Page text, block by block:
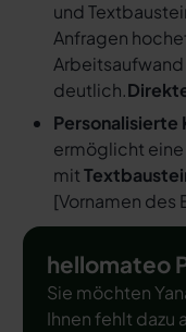
und
Anfragen
deutlich.
Personalisierte
ermöglicht
mit
[Vornamen des
hellomateo
Sie möchten
Ihnen fehlt dazu